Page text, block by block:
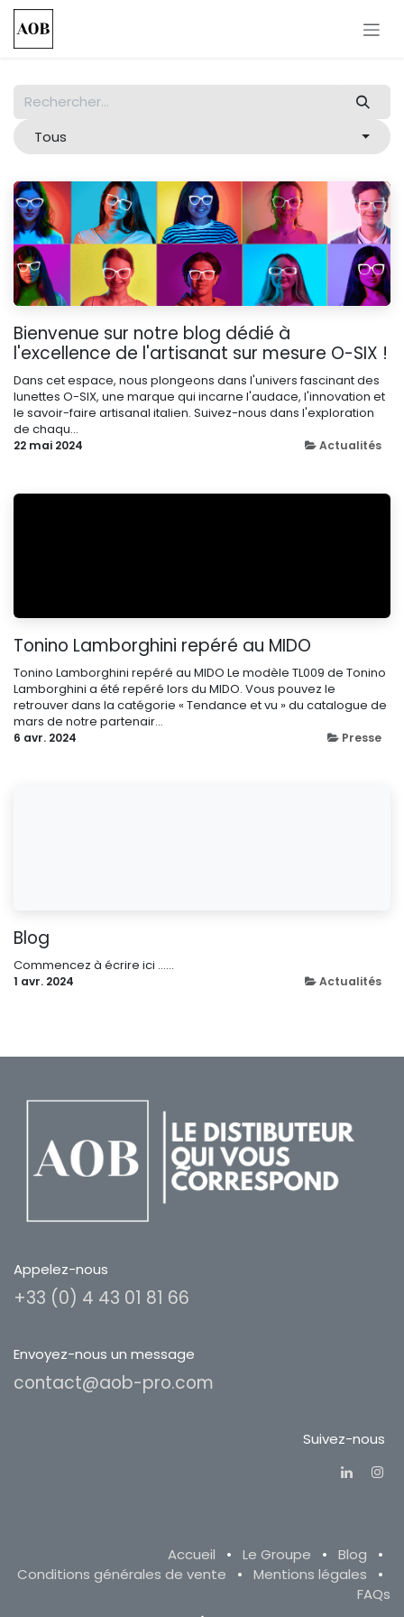
Se rendre au contenu
Tous
Bienvenue sur notre blog dédié à
l'excellence de l'artisanat sur mesure O-SIX !
Dans cet espace, nous plongeons dans l'univers fascinant des
lunettes O-SIX, une marque qui incarne l'audace, l'innovation et
le savoir-faire artisanal italien. Suivez-nous dans l'exploration
de chaqu...
22 mai 2024 Actualités
Tonino Lamborghini repéré au MIDO
Tonino Lamborghini repéré au MIDO Le modèle TL009 de Tonino
Lamborghini a été repéré lors du MIDO. Vous pouvez le
retrouver dans la catégorie « Tendance et vu » du catalogue de
mars de notre partenair...
6 avr. 2024 Presse
Blog
Commencez à écrire ici ......
1 avr. 2024 Actualités
Appelez-nous
+33 (0) 4 43 01 81 66
Envoyez-nous un message
contact@aob-pro.com
Suivez-nous
Accueil • Le Groupe • Blog
•
Conditions générales de vente
• Mentions légales
•
FAQs